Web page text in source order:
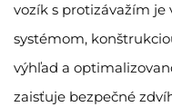
vozík s protizávažím
systémom,
výhľad a
zaisťuje bezpečné